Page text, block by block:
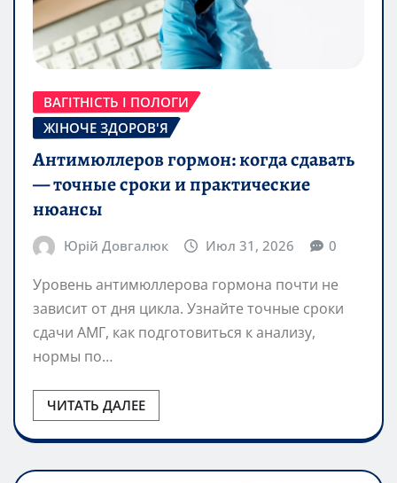
ВАГІТНІСТЬ І ПОЛОГИ
ЖІНОЧЕ ЗДОРОВ'Я
Антимюллеров гормон: когда сдавать
— точные сроки и практические
нюансы
Юрій Довгалюк Июл 31, 2026 0
Уровень антимюллерова гормона почти не
зависит от дня цикла. Узнайте точные сроки
сдачи АМГ, как подготовиться к анализу,
нормы по…
ЧИТАТЬ ДАЛЕЕ